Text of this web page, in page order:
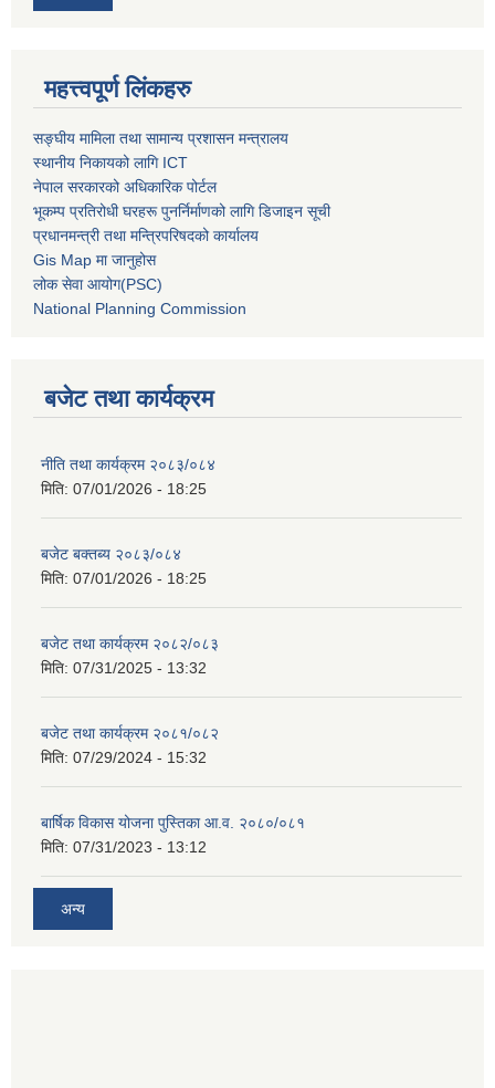
महत्त्वपूर्ण लिंकहरु
सङ्घीय मामिला तथा सामान्य प्रशासन मन्त्रालय
स्थानीय निकायको लागि ICT
नेपाल सरकारको अधिकारिक पोर्टल
भूकम्प प्रतिरोधी घरहरू पुनर्निर्माणको लागि डिजाइन सूची
प्रधानमन्त्री तथा मन्त्रिपरिषदको कार्यालय
Gis Map मा जानुहोस
लोक सेवा आयोग(PSC)
National Planning Commission
बजेट तथा कार्यक्रम
नीति तथा कार्यक्रम २०८३/०८४
मिति: 07/01/2026 - 18:25
बजेट बक्तब्य २०८३/०८४
मिति: 07/01/2026 - 18:25
बजेट तथा कार्यक्रम २०८२/०८३
मिति: 07/31/2025 - 13:32
बजेट तथा कार्यक्रम २०८१/०८२
मिति: 07/29/2024 - 15:32
बार्षिक विकास योजना पुस्तिका आ.व. २०८०/०८१
मिति: 07/31/2023 - 13:12
अन्य